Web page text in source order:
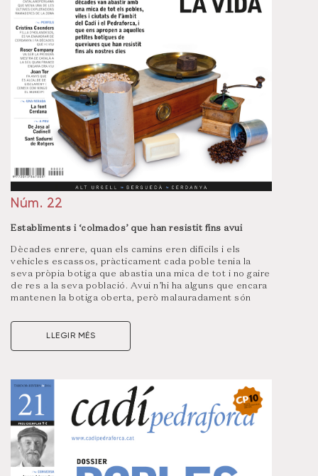
Núm. 22
Establiments i ‘colmados’ que han resistit fins avui
Dècades enrere, quan els camins eren difícils i els
vehicles escassos, pràcticament cada poble tenia la
seva pròpia botiga que abastia una mica de tot i no gaire
de res a la seva població. Avui n’hi ha alguns que encara
mantenen la botiga oberta, però malauradament són
ha hagut una major especialització en el comerç. Tot i
això, del que tothom coneix com a
sempre i, en el cas de la Seu d’Urgell, alguns han arribat
Visualitza un resum d’aquest número clicant a la portada
LLEGIR MÉS